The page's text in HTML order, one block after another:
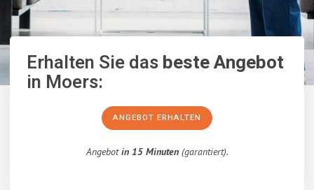
Erhalten Sie dasbeste Angebot
in Moers:
ANGEBOT ERHALTEN
Angebotin 15 Minuten(garantiert).